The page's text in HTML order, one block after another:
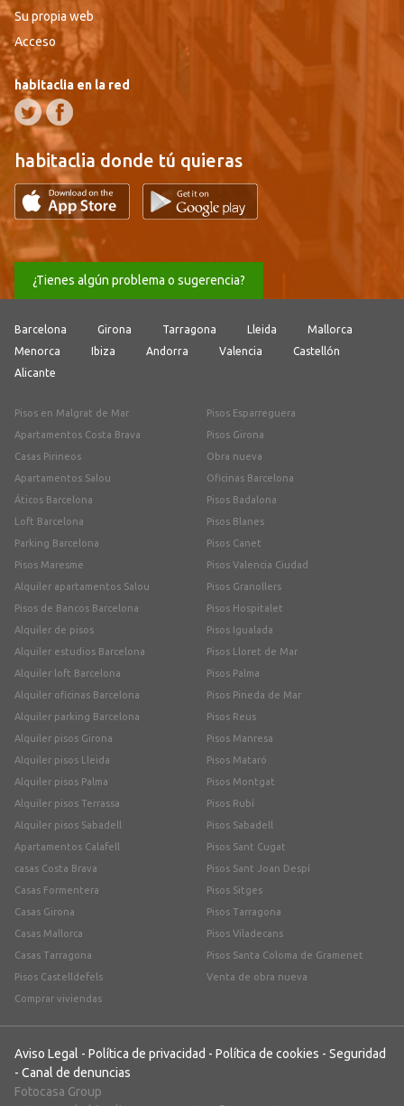
Su propia web
Acceso
habitaclia en la red
habitaclia donde tú quieras
¿Tienes algún problema o sugerencia?
Barcelona Girona Tarragona Lleida
Mallorca
Menorca
Ibiza Andorra Valencia
Castellón
Alicante
Pisos en Malgrat de Mar
Apartamentos Costa Brava
Casas Pirineos
Apartamentos Salou
Áticos Barcelona
Loft Barcelona
Parking Barcelona
Pisos Maresme
Alquiler apartamentos Salou
Pisos de Bancos Barcelona
Alquiler de pisos
Alquiler estudios Barcelona
Alquiler loft Barcelona
Alquiler oficinas Barcelona
Alquiler parking Barcelona
Alquiler pisos Girona
Alquiler pisos Lleida
Alquiler pisos Palma
Alquiler pisos Terrassa
Alquiler pisos Sabadell
Apartamentos Calafell
casas Costa Brava
Casas Formentera
Casas Girona
Casas Mallorca
Casas Tarragona
Pisos Castelldefels
Comprar viviendas
Pisos Esparreguera
Pisos Girona
Obra nueva
Oficinas Barcelona
Pisos Badalona
Pisos Blanes
Pisos Canet
Pisos Valencia Ciudad
Pisos Granollers
Pisos Hospitalet
Pisos Igualada
Pisos Lloret de Mar
Pisos Palma
Pisos Pineda de Mar
Pisos Reus
Pisos Manresa
Pisos Mataró
Pisos Montgat
Pisos Rubí
Pisos Sabadell
Pisos Sant Cugat
Pisos Sant Joan Despí
Pisos Sitges
Pisos Tarragona
Pisos Viladecans
Pisos Santa Coloma de Gramenet
Venta de obra nueva
Aviso Legal - Política de privacidad - Política de cookies - Seguridad
- Canal de denuncias
Fotocasa Group